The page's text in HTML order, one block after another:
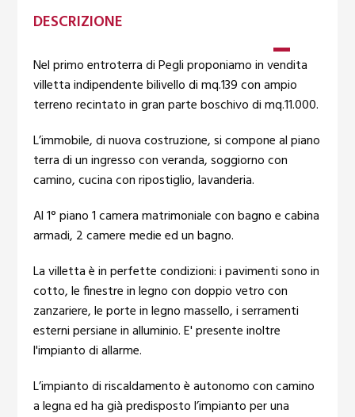
DESCRIZIONE
Nel primo entroterra di Pegli proponiamo in vendita
villetta indipendente bilivello di mq.139 con ampio
terreno recintato in gran parte boschivo di mq.11.000.
L’immobile, di nuova costruzione, si compone al piano
terra di un ingresso con veranda, soggiorno con
camino, cucina con ripostiglio, lavanderia.
Al 1° piano 1 camera matrimoniale con bagno e cabina
armadi, 2 camere medie ed un bagno.
La villetta è in perfette condizioni: i pavimenti sono in
cotto, le finestre in legno con doppio vetro con
zanzariere, le porte in legno massello, i serramenti
esterni persiane in alluminio. E' presente inoltre
l'impianto di allarme.
L’impianto di riscaldamento è autonomo con camino
a legna ed ha già predisposto l’impianto per una